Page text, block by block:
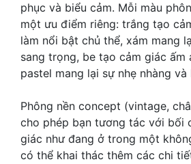
phục và biểu cảm. Mỗi màu
một ưu điểm riêng: trắng tạo
làm nổi bật chủ thể, xám mang
sang trọng, be tạo cảm giác ấm
pastel mang lại sự nhẹ nhàng và
Phông nền concept (vintage,
cho phép bạn tương tác với bối
giác như đang ở trong một
có thể khai thác thêm các chi